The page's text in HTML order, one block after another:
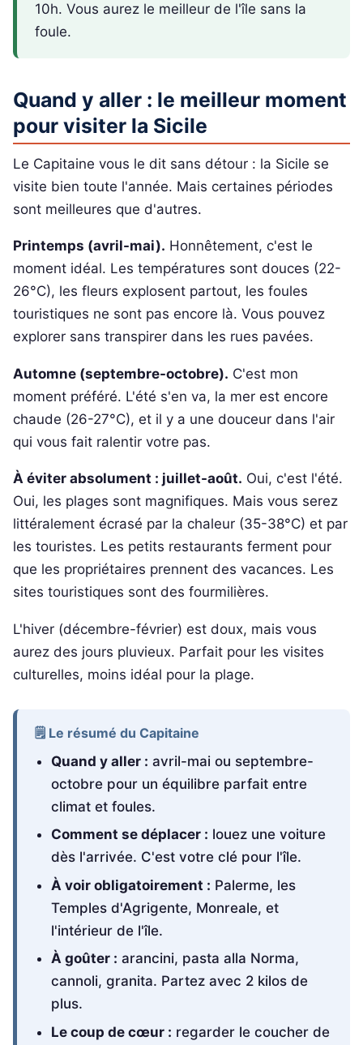
10h. Vous aurez le meilleur de l'île sans la
foule.
Quand y aller : le meilleur moment
pour visiter la Sicile
Le Capitaine vous le dit sans détour : la Sicile se
visite bien toute l'année. Mais certaines périodes
sont meilleures que d'autres.
Printemps (avril-mai). Honnêtement, c'est le
moment idéal. Les températures sont douces (22-
26°C), les fleurs explosent partout, les foules
touristiques ne sont pas encore là. Vous pouvez
explorer sans transpirer dans les rues pavées.
Automne (septembre-octobre). C'est mon
moment préféré. L'été s'en va, la mer est encore
chaude (26-27°C), et il y a une douceur dans l'air
qui vous fait ralentir votre pas.
À éviter absolument : juillet-août. Oui, c'est l'été.
Oui, les plages sont magnifiques. Mais vous serez
littéralement écrasé par la chaleur (35-38°C) et par
les touristes. Les petits restaurants ferment pour
que les propriétaires prennent des vacances. Les
sites touristiques sont des fourmilières.
L'hiver (décembre-février) est doux, mais vous
aurez des jours pluvieux. Parfait pour les visites
culturelles, moins idéal pour la plage.
🗒️ Le résumé du Capitaine
Quand y aller : avril-mai ou septembre-
octobre pour un équilibre parfait entre
climat et foules.
Comment se déplacer : louez une voiture
dès l'arrivée. C'est votre clé pour l'île.
À voir obligatoirement : Palerme, les
Temples d'Agrigente, Monreale, et
l'intérieur de l'île.
À goûter : arancini, pasta alla Norma,
cannoli, granita. Partez avec 2 kilos de
plus.
Le coup de cœur : regarder le coucher de